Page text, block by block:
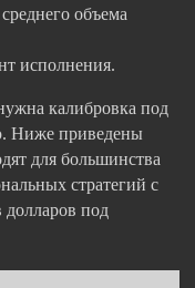
объема
исполнения.
калибровка под
Ниже приведены
для большинства
стратегий с
под